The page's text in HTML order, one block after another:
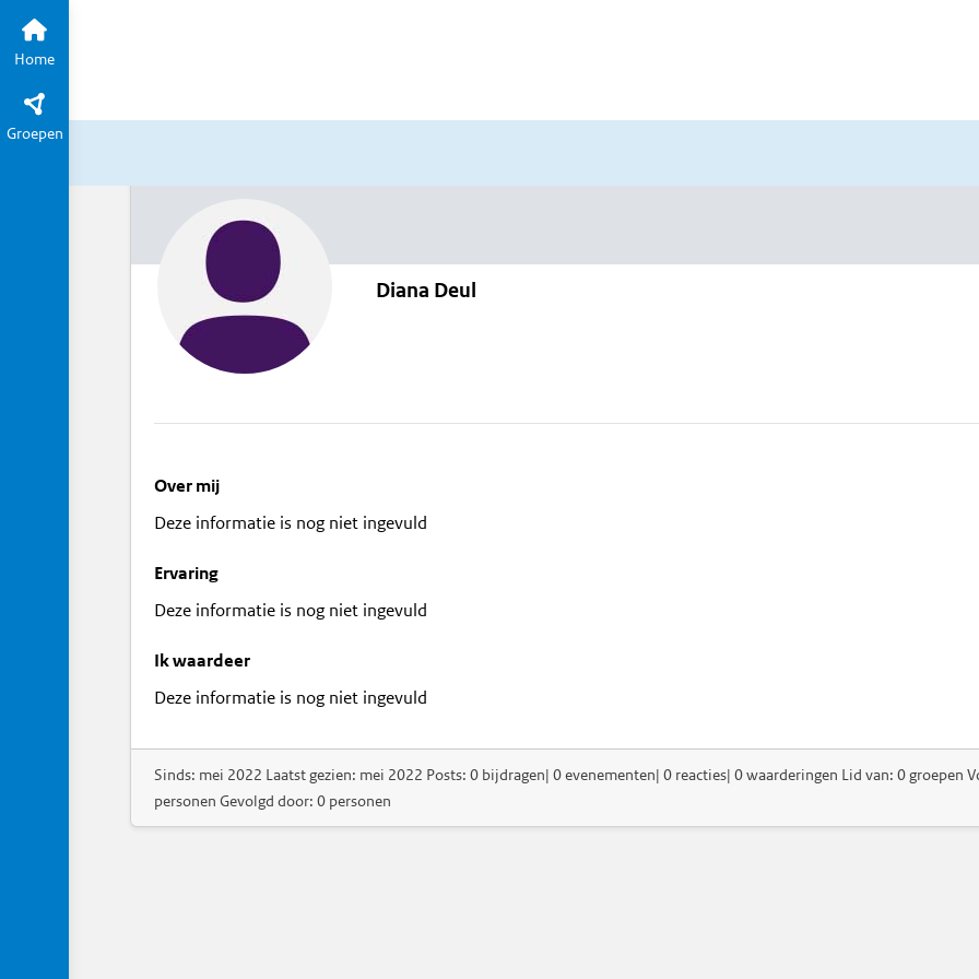
Home
Groepen
Diana Deul
Over mij
Deze informatie is nog niet ingevuld
Ervaring
Deze informatie is nog niet ingevuld
Ik waardeer
Deze informatie is nog niet ingevuld
Sinds: mei 2022 Laatst gezien: mei 2022 Posts: 0 bijdragen| 0 evenementen| 0 reacties| 0 waarderingen Lid van: 0 groepen
personen Gevolgd door: 0 personen